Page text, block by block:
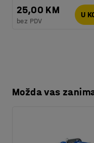
Montaža : Dolazi
Testirano
EN
25,00 KM
bez PDV
U
Možda vas